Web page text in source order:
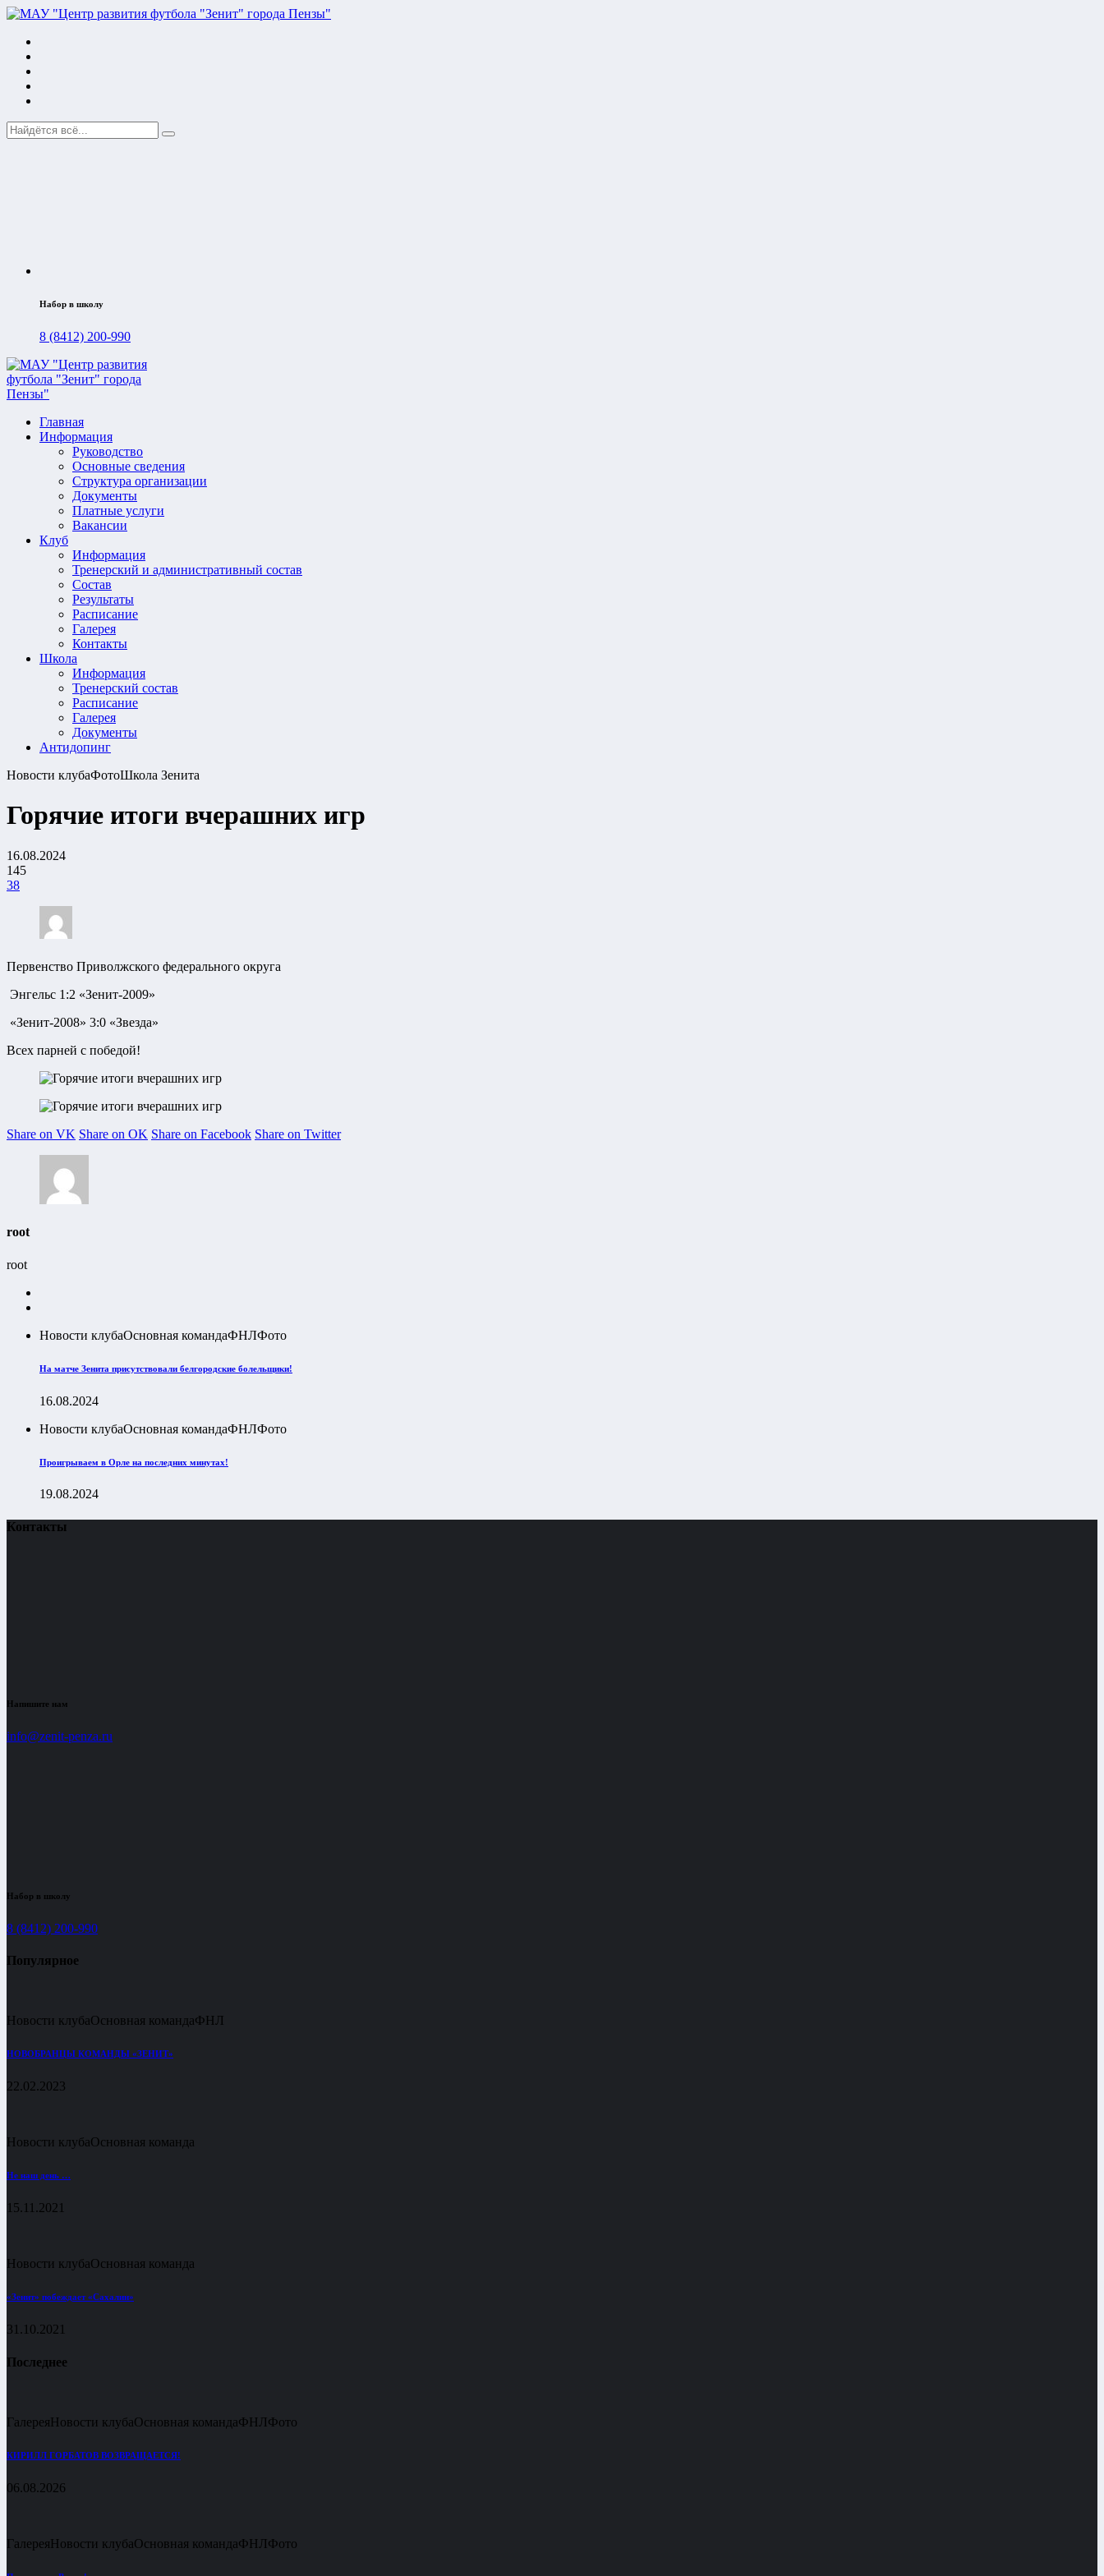
Набор в школу
8 (8412) 200-990
Главная
Информация
Руководство
Основные сведения
Структура организации
Документы
Платные услуги
Вакансии
Клуб
Информация
Тренерский и административный состав
Состав
Результаты
Расписание
Галерея
Контакты
Школа
Информация
Тренерский состав
Расписание
Галерея
Документы
Антидопинг
Новости клубаФотоШкола Зенита
Горячие итоги вчерашних игр
16.08.2024
145
38
Первенство Приволжского федерального округа
Энгельс 1:2 «Зенит-2009»
«Зенит-2008» 3:0 «Звезда»
Всех парней с победой!
Share on VK Share on OK Share on Facebook Share on Twitter
root
root
Новости клубаОсновная командаФНЛФото
На матче Зенита присутствовали белгородские болельщики!
16.08.2024
Новости клубаОсновная командаФНЛФото
Проигрываем в Орле на последних минутах!
19.08.2024
Контакты
Напишите нам
info@zenit-penza.ru
Набор в школу
8 (8412) 200-990
Популярное
Новости клубаОсновная командаФНЛ
НОВОБРАНЦЫ КОМАНДЫ «ЗЕНИТ»
22.02.2023
Новости клубаОсновная команда
Не наш день …
15.11.2021
Новости клубаОсновная команда
«Зенит» побеждает «Сахалин»
31.10.2021
Последнее
ГалереяНовости клубаОсновная командаФНЛФото
КИРИЛЛ ГОРБАТОВ ВОЗВРАЩАЕТСЯ!
06.08.2026
ГалереяНовости клубаОсновная командаФНЛФото